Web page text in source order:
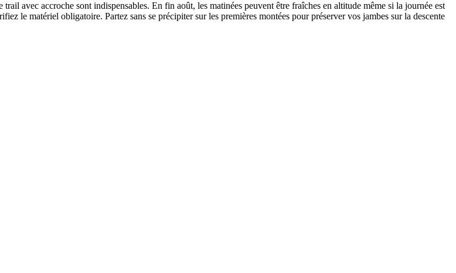
avec accroche sont indispensables. En fin août, les matinées peuvent être fraîches en altitude même si la journée est
le matériel obligatoire. Partez sans se précipiter sur les premières montées pour préserver vos jambes sur la descente